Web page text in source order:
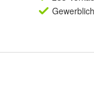
Gewerblich